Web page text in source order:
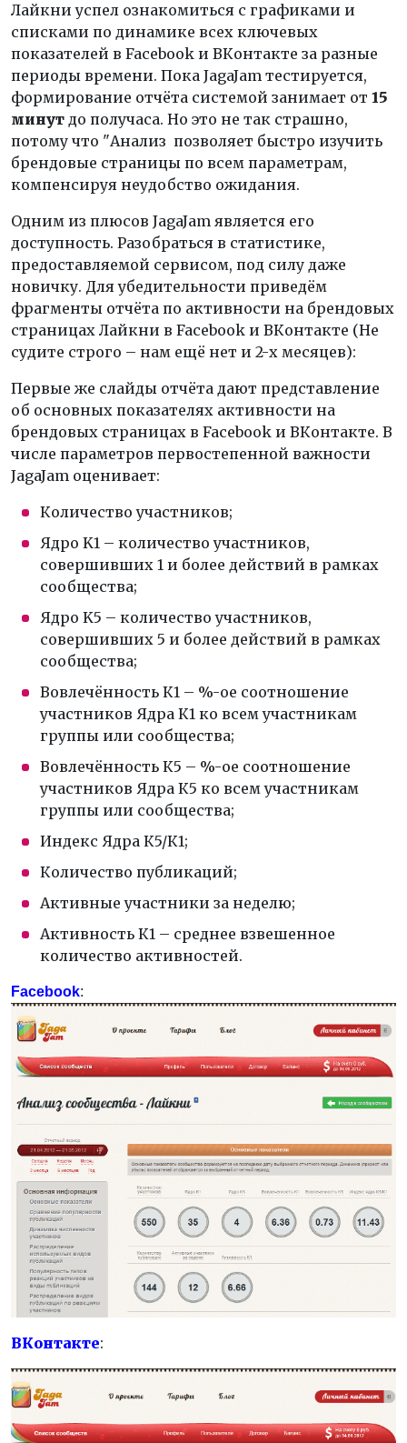
Лайкни успел ознакомиться с графиками и
списками по динамике всех ключевых
показателей в Facebook и ВКонтакте за разные
периоды времени. Пока JagaJam тестируется,
формирование отчёта системой занимает от 15
минут до получаса. Но это не так страшно,
потому что "Анализ позволяет быстро изучить
брендовые страницы по всем параметрам,
компенсируя неудобство ожидания.
Одним из плюсов JagaJam является его
доступность. Разобраться в статистике,
предоставляемой сервисом, под силу даже
новичку. Для убедительности приведём
фрагменты отчёта по активности на брендовых
страницах Лайкни в Facebook и ВКонтакте (Не
судите строго – нам ещё нет и 2-х месяцев):
Первые же слайды отчёта дают представление
об основных показателях активности на
брендовых страницах в Facebook и ВКонтакте. В
числе параметров первостепенной важности
JagaJam оценивает:
Количество участников;
Ядро K1 – количество участников,
совершивших 1 и более действий в рамках
сообщества;
Ядро K5 – количество участников,
совершивших 5 и более действий в рамках
сообщества;
Вовлечённость К1 – %-ое соотношение
участников Ядра К1 ко всем участникам
группы или сообщества;
Вовлечённость К5 – %-ое соотношение
участников Ядра К5 ко всем участникам
группы или сообщества;
Индекс Ядра К5/К1;
Количество публикаций;
Активные участники за неделю;
Активность К1 – среднее взвешенное
количество активностей.
Facebook:
ВКонтакте: